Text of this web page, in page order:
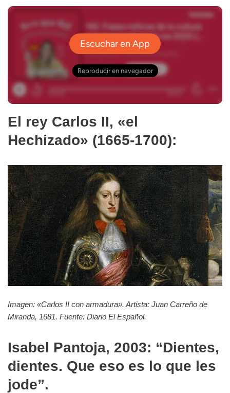
El rey Carlos II, «el
Hechizado» (1665-1700):
Imagen: «Carlos II con armadura». Artista: Juan Carreño de
Miranda, 1681. Fuente: Diario El Español.
Isabel Pantoja, 2003: “Dientes,
dientes. Que eso es lo que les
jode”.